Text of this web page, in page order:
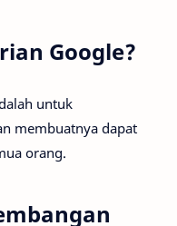
Google?
untuk
membuatnya dapat
orang.